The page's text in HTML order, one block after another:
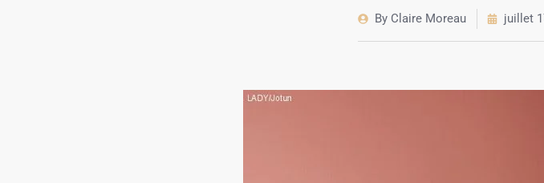
By Claire Moreau juillet